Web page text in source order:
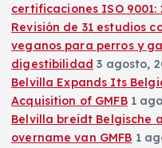
certificaciones ISO 9001:
Revisión de 31 estudios
veganos para perros y
digestibilidad 3 agosto,
Belvilla Expands Its
Acquisition of GMFB 1
Belvilla breidt Belgische
overname van GMFB 1